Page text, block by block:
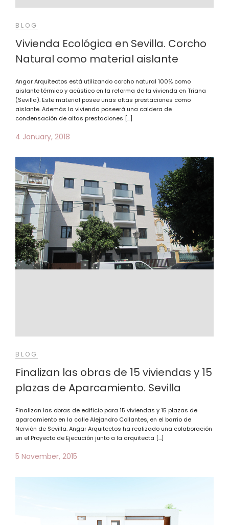
BLOG
Vivienda Ecológica en Sevilla. Corcho
Natural como material aislante
Angar Arquitectos está utilizando corcho natural 100% como
aislante térmico y acústico en la reforma de la vivienda en Triana
(Sevilla). Este material posee unas altas prestaciones como
aislante. Además la vivienda poseerá una caldera de
condensación de altas prestaciones […]
4 January, 2018
BLOG
Finalizan las obras de 15 viviendas y 15
plazas de Aparcamiento. Sevilla
Finalizan las obras de edificio para 15 viviendas y 15 plazas de
aparcamiento en la calle Alejandro Collantes, en el barrio de
Nervión de Sevilla. Angar Arquitectos ha realizado una colaboración
en el Proyecto de Ejecución junto a la arquitecta […]
5 November, 2015